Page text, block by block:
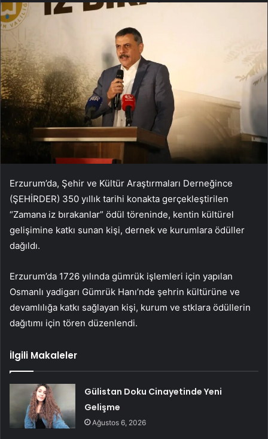
Erzurum’da, Şehir ve Kültür Araştırmaları Derneğince
(ŞEHİRDER) 350 yıllık tarihi konakta gerçekleştirilen
“Zamana iz bırakanlar” ödül töreninde, kentin kültürel
gelişimine katkı sunan kişi, dernek ve kurumlara ödüller
dağıldı.
Erzurum’da 1726 yılında gümrük işlemleri için yapılan
Osmanlı yadigarı Gümrük Hanı’nde şehrin kültürüne ve
devamlılığa katkı sağlayan kişi, kurum ve stklara ödüllerin
dağıtımı için tören düzenlendi.
İlgili Makaleler
Gülistan Doku Cinayetinde Yeni
Gelişme
Ağustos 6, 2026